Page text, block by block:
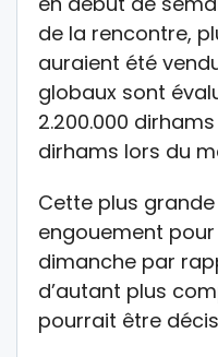
de la rencontre,
auraient été
globaux sont
2.200.000
dirhams lors du
Cette plus
engouement
dimanche par
d’autant plus
pourrait être